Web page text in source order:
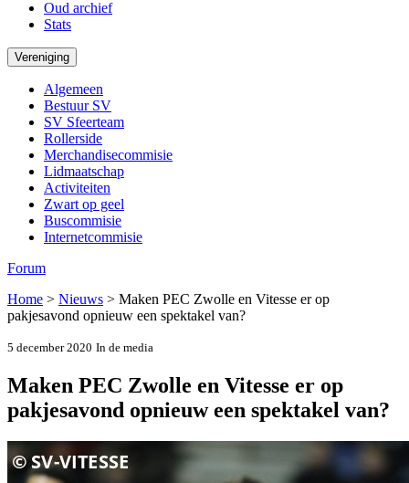
Oud archief
Stats
Vereniging
Algemeen
Bestuur SV
SV Sfeerteam
Rollerside
Merchandisecommisie
Lidmaatschap
Activiteiten
Zwart op geel
Buscommisie
Internetcommisie
Forum
Home > Nieuws > Maken PEC Zwolle en Vitesse er op
pakjesavond opnieuw een spektakel van?
5 december 2020 In de media
Maken PEC Zwolle en Vitesse er op
pakjesavond opnieuw een spektakel van?